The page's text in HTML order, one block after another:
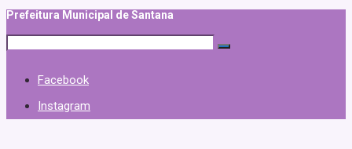
Prefeitura Municipal de Santana
Facebook
Instagram